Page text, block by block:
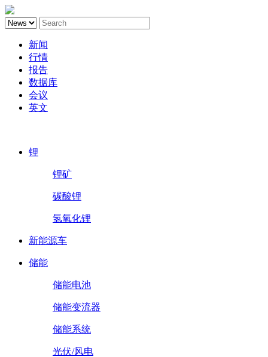
新闻
行情
报告
数据库
会议
英文
锂
锂矿
碳酸锂
氢氧化锂
新能源车
储能
储能电池
储能变流器
储能系统
光伏/风电